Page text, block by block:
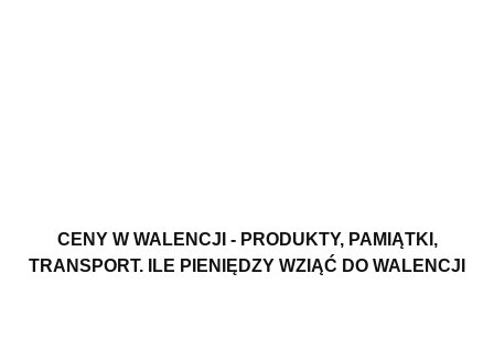
CENY W WALENCJI - PRODUKTY, PAMIĄTKI,
TRANSPORT. ILE PIENIĘDZY WZIĄĆ DO WALENCJI